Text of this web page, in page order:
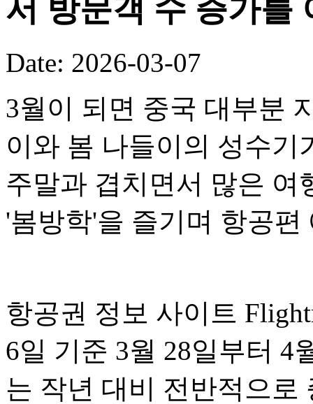
서 방문객 수 증가를
Date: 2026-03-07
3월이 되면 중국 대부분
이와 봄 나들이의 성수기
주말과 겹치면서 많은 여
'봄방학'을 즐기며 항공
항공권 정보 사이트
6일 기준 3월 28일부터 4
는 작년 대비 전반적으로